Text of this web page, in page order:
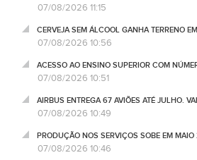
07/08/2026 11:15
CERVEJA SEM ÁLCOOL GANHA TERRENO
07/08/2026 10:56
ACESSO AO ENSINO SUPERIOR COM
07/08/2026 10:51
AIRBUS ENTREGA 67 AVIÕES ATÉ JULHO.
07/08/2026 10:49
PRODUÇÃO NOS SERVIÇOS SOBE EM
07/08/2026 10:46